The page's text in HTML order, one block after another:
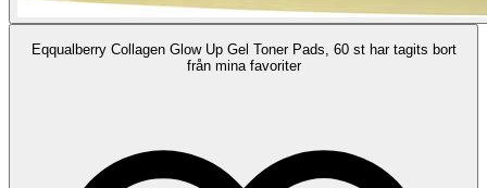
Eqqualberry Collagen Glow Up Gel Toner Pads, 60 st har tagits bort
från mina favoriter